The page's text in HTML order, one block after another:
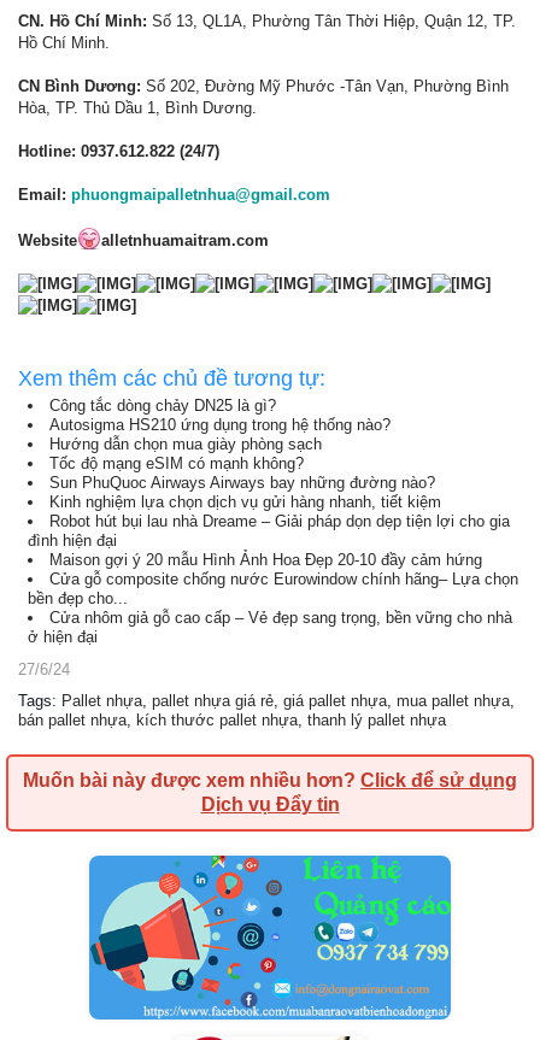
CN. Hồ Chí Minh: Số 13, QL1A, Phường Tân Thời Hiệp, Quận 12, TP.
Hồ Chí Minh.
CN Bình Dương: Số 202, Đường Mỹ Phước -Tân Vạn, Phường Bình
Hòa, TP. Thủ Dầu 1, Bình Dương.
Hotline: 0937.612.822 (24/7)
Email: phuongmaipalletnhua@gmail.com
Website alletnhuamaitram.com
Xem thêm các chủ đề tương tự:
Công tắc dòng chảy DN25 là gì?
Autosigma HS210 ứng dụng trong hệ thống nào?
Hướng dẫn chọn mua giày phòng sạch
Tốc độ mạng eSIM có mạnh không?
Sun PhuQuoc Airways Airways bay những đường nào?
Kinh nghiệm lựa chọn dịch vụ gửi hàng nhanh, tiết kiệm
Robot hút bụi lau nhà Dreame – Giải pháp dọn dẹp tiện lợi cho gia
đình hiện đại
Maison gợi ý 20 mẫu Hình Ảnh Hoa Đẹp 20-10 đầy cảm hứng
Cửa gỗ composite chống nước Eurowindow chính hãng– Lựa chọn
bền đẹp cho...
Cửa nhôm giả gỗ cao cấp – Vẻ đẹp sang trọng, bền vững cho nhà
ở hiện đại
27/6/24
Tags: Pallet nhựa, pallet nhựa giá rẻ, giá pallet nhựa, mua pallet nhựa,
bán pallet nhựa, kích thước pallet nhựa, thanh lý pallet nhựa
Muốn bài này được xem nhiều hơn? Click để sử dụng
Dịch vụ Đẩy tin